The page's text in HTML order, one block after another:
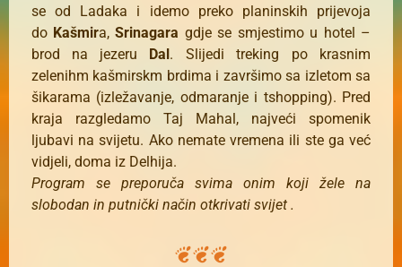
se od Ladaka i idemo preko planinskih prijevoja
do Kašmira, Srinagara gdje se smjestimo u hotel –
brod na jezeru
Dal . Slijedi treking po krasnim
zelenihm kašmirskm brdima i završimo sa izletom sa
šikarama (izležavanje, odmaranje i tshopping). Pred
kraja razgledamo Taj Mahal, najveći spomenik
ljubavi na svijetu. Ako nemate vremena ili ste ga već
vidjeli, doma iz Delhija.
Program se preporuča svima onim koji žele na
slobodan in putnički način otkrivati svijet .